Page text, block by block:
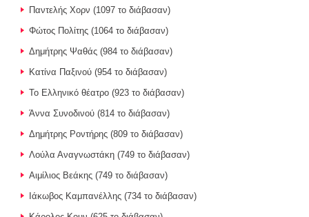
Παντελής Χορν (1097 το διάβασαν)
Φώτος Πολίτης (1064 το διάβασαν)
Δημήτρης Ψαθάς (984 το διάβασαν)
Κατίνα Παξινού (954 το διάβασαν)
Το Ελληνικό θέατρο (923 το διάβασαν)
Άννα Συνοδινού (814 το διάβασαν)
Δημήτρης Ροντήρης (809 το διάβασαν)
Λούλα Αναγνωστάκη (749 το διάβασαν)
Αιμίλιος Βεάκης (749 το διάβασαν)
Ιάκωβος Καμπανέλλης (734 το διάβασαν)